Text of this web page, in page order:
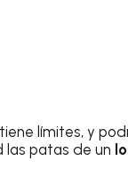
límites, y
las patas de un